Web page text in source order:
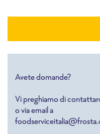
Avete domande?
Vi preghiamo di
o via email a